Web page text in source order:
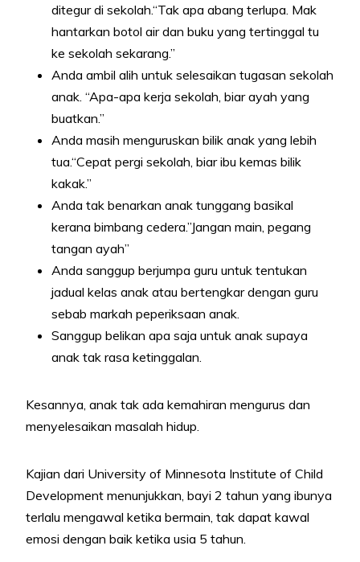
ditegur di sekolah.“Tak apa abang terlupa. Mak
hantarkan botol air dan buku yang tertinggal tu
ke sekolah sekarang.”
Anda ambil alih untuk selesaikan tugasan sekolah
anak. “Apa-apa kerja sekolah, biar ayah yang
buatkan.”
Anda masih menguruskan bilik anak yang lebih
tua.“Cepat pergi sekolah, biar ibu kemas bilik
kakak.”
Anda tak benarkan anak tunggang basikal
kerana bimbang cedera.”Jangan main, pegang
tangan ayah”
Anda sanggup berjumpa guru untuk tentukan
jadual kelas anak atau bertengkar dengan guru
sebab markah peperiksaan anak.
Sanggup belikan apa saja untuk anak supaya
anak tak rasa ketinggalan.
Kesannya, anak tak ada kemahiran mengurus dan
menyelesaikan masalah hidup.
Kajian dari University of Minnesota Institute of Child
Development menunjukkan, bayi 2 tahun yang ibunya
terlalu mengawal ketika bermain, tak dapat kawal
emosi dengan baik ketika usia 5 tahun.